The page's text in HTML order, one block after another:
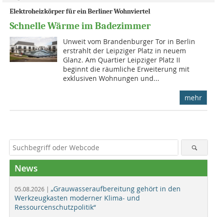
Elektroheizkörper für ein Berliner Wohnviertel
Schnelle Wärme im Badezimmer
Unweit vom Brandenburger Tor in Berlin
erstrahlt der Leipziger Platz in neuem
Glanz. Am Quartier Leipziger Platz II
beginnt die räumliche Erweiterung mit
exklusiven Wohnungen und...
mehr
News
05.08.2026 | „Grauwasseraufbereitung gehört in den
Werkzeugkasten moderner Klima- und
Ressourcenschutzpolitik“